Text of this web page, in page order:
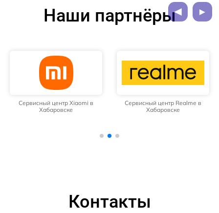
Наши партнёры
Сервисный центр Xiaomi в
Хабаровске
Сервисный центр Realme в
Хабаровске
Контакты